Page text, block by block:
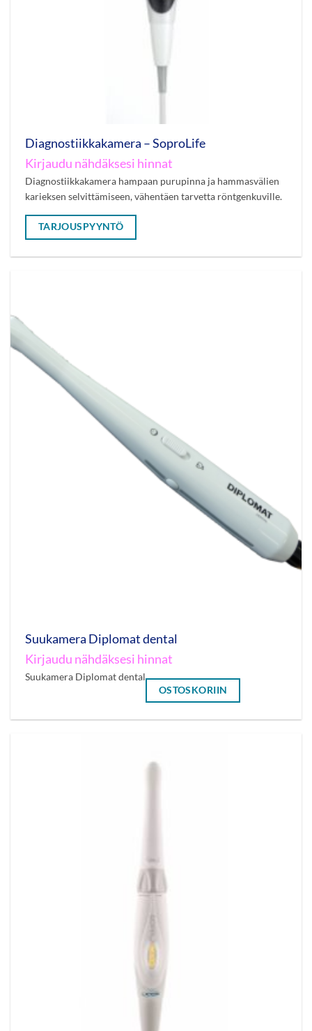
Diagnostiikkakamera – SoproLife
Kirjaudu nähdäksesi hinnat
Diagnostiikkakamera hampaan purupinna ja hammasvälien
karieksen selvittämiseen, vähentäen tarvetta röntgenkuville.
TARJOUSPYYNTÖ
Suukamera Diplomat dental
Kirjaudu nähdäksesi hinnat
Suukamera Diplomat dental
OSTOSKORIIN